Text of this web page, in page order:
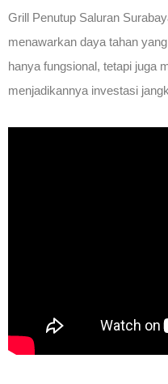
Grill Penutup Saluran
menawarkan daya tahan
hanya fungsional, tetapi juga
menjadikannya investasi